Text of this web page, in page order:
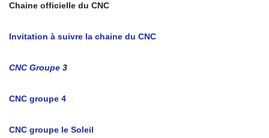
Chaine officielle du CNC
Invitation à suivre la chaine du CNC
CNC Groupe 3
CNC groupe 4
CNC groupe le Soleil